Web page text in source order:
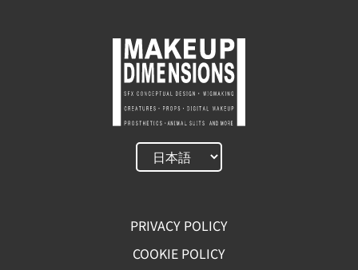
PRIVACY POLICY
COOKIE POLICY